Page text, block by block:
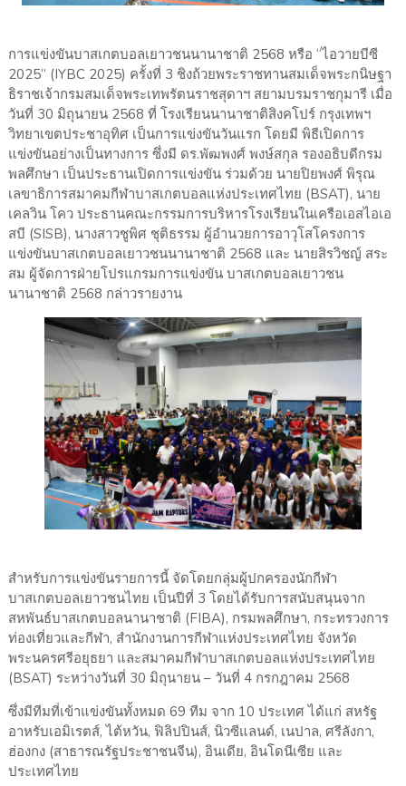
การแข่งขันบาสเกตบอลเยาวชนนานาชาติ 2568 หรือ “ไอวายบีซี
2025” (IYBC 2025) ครั้งที่ 3 ชิงถ้วยพระราชทานสมเด็จพระกนิษฐา
ธิราชเจ้ากรมสมเด็จพระเทพรัตนราชสุดาฯ สยามบรมราชกุมารี เมื่อ
วันที่ 30 มิถุนายน 2568 ที่ โรงเรียนนานาชาติสิงคโปร์ กรุงเทพฯ
วิทยาเขตประชาอุทิศ เป็นการแข่งขันวันแรก โดยมี พิธีเปิดการ
แข่งขันอย่างเป็นทางการ ซึ่งมี ดร.พัฒพงศ์ พงษ์สกุล รองอธิบดีกรม
พลศึกษา เป็นประธานเปิดการแข่งขัน ร่วมด้วย นายปิยพงศ์ พิรุณ
เลขาธิการสมาคมกีฬาบาสเกตบอลแห่งประเทศไทย (BSAT), นาย
เคลวิน โคว ประธานคณะกรรมการบริหารโรงเรียนในเครือเอสไอเอ
สบี (SISB), นางสาวชูพิศ ชุติธรรม ผู้อำนวยการอาวุโสโครงการ
แข่งขันบาสเกตบอลเยาวชนนานาชาติ 2568 และ นายสิรวิชญ์ สระ
สม ผู้จัดการฝ่ายโปรแกรมการแข่งขัน บาสเกตบอลเยาวชน
นานาชาติ 2568 กล่าวรายงาน
สำหรับการแข่งขันรายการนี้ จัดโดยกลุ่มผู้ปกครองนักกีฬา
บาสเกตบอลเยาวชนไทย เป็นปีที่ 3 โดยได้รับการสนับสนุนจาก
สหพันธ์บาสเกตบอลนานาชาติ (FIBA), กรมพลศึกษา, กระทรวงการ
ท่องเที่ยวและกีฬา, สำนักงานการกีฬาแห่งประเทศไทย จังหวัด
พระนครศรีอยุธยา และสมาคมกีฬาบาสเกตบอลแห่งประเทศไทย
(BSAT) ระหว่างวันที่ 30 มิถุนายน – วันที่ 4 กรกฎาคม 2568
ซึ่งมีทีมที่เข้าแข่งขันทั้งหมด 69 ทีม จาก 10 ประเทศ ได้แก่ สหรัฐ
อาหรับเอมิเรตส์, ไต้หวัน, ฟิลิปปินส์, นิวซีแลนด์, เนปาล, ศรีลังกา,
ฮ่องกง (สาธารณรัฐประชาชนจีน), อินเดีย, อินโดนีเซีย และ
ประเทศไทย